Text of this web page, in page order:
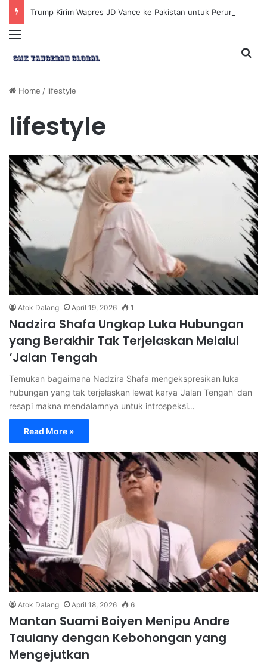
Menu
Home / lifestyle
lifestyle
Atok Dalang April 19, 2026 1
Nadzira Shafa Ungkap Luka Hubungan
yang Berakhir Tak Terjelaskan Melalui
‘Jalan Tengah
Temukan bagaimana Nadzira Shafa mengekspresikan luka
hubungan yang tak terjelaskan lewat karya 'Jalan Tengah' dan
resapi makna mendalamnya untuk introspeksi…
Read More »
Atok Dalang April 18, 2026 6
Mantan Suami Boiyen Menipu Andre
Taulany dengan Kebohongan yang
Mengejutkan